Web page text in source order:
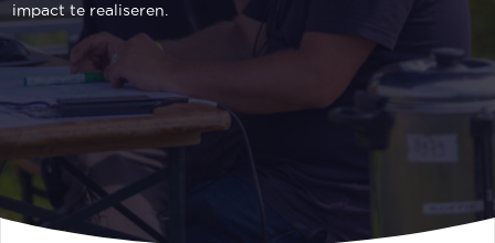
impact te realiseren.